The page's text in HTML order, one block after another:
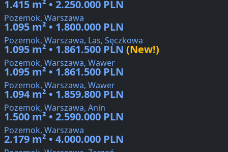
1.415 m² • 2.250.000 PLN
Pozemok, Warszawa
1.095 m² • 1.800.000 PLN
Pozemok, Warszawa, Las, Sęczkowa
1.095 m² • 1.861.500 PLN (New!)
Pozemok, Warszawa, Wawer
1.095 m² • 1.861.500 PLN
Pozemok, Warszawa, Wawer
1.094 m² • 1.859.800 PLN
Pozemok, Warszawa, Anin
1.500 m² • 2.590.000 PLN
Pozemok, Warszawa
2.179 m² • 4.000.000 PLN